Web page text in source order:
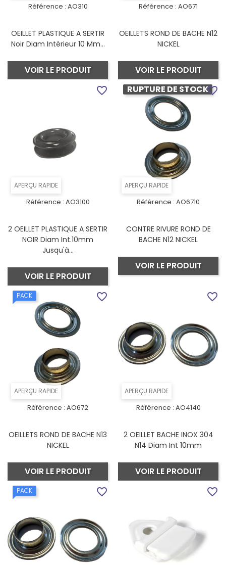
Référence : AO310
OEILLET PLASTIQUE A SERTIR
Noir Diam Intérieur 10 Mm...
VOIR LE PRODUIT
Référence : AO671
OEILLETS ROND DE BACHE N12
NICKEL
VOIR LE PRODUIT
APERÇU RAPIDE
Référence : AO3100
2 OEILLET PLASTIQUE A SERTIR
NOIR Diam Int.10mm
Jusqu'à...
VOIR LE PRODUIT
favorite_border
APERÇU RAPIDE
RUPTURE DE STOCK
Référence : AO6710
CONTRE RIVURE ROND DE
BACHE N12 NICKEL
VOIR LE PRODUIT
favorite_border
APERÇU RAPIDE
PACK
Référence : AO672
OEILLETS ROND DE BACHE N13
NICKEL
VOIR LE PRODUIT
favorite_border
APERÇU RAPIDE
Référence : AO4140
2 OEILLET BACHE INOX 304
N14 Diam Int 10mm
VOIR LE PRODUIT
favorite_border
PACK favorite_border favorite_border